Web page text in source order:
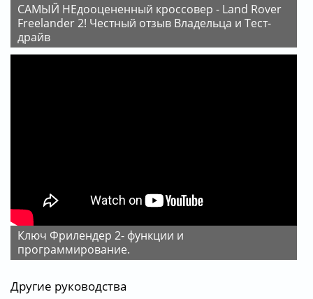
САМЫЙ НЕдооцененный кроссовер - Land Rover
Freelander 2! Честный отзыв Владельца и Тест-
драйв
Ключ Фрилендер 2- функции и
программирование.
Другие руководства